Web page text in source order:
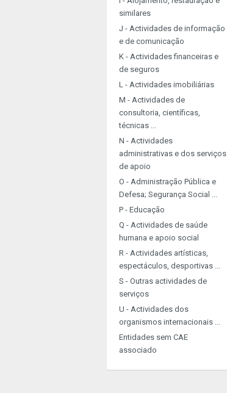
similares
J - Actividades de informação
e de comunicação
K - Actividades financeiras e
de seguros
L - Actividades imobiliárias
M - Actividades de
consultoria, científicas,
técnicas ...
N - Actividades
administrativas e dos serviços
de apoio
O - Administração Pública e
Defesa; Segurança Social ...
P - Educação
Q - Actividades de saúde
humana e apoio social
R - Actividades artísticas,
espectáculos, desportivas ...
S - Outras actividades de
serviços
U - Actividades dos
organismos internacionais ...
Entidades sem CAE
associado